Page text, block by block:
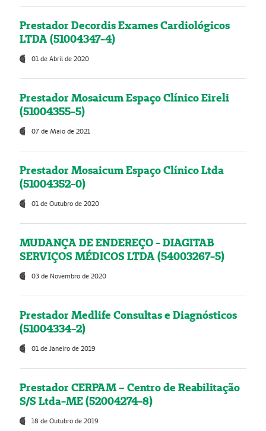
Prestador Decordis Exames Cardiológicos
LTDA (51004347-4)
01 de Abril de 2020
Prestador Mosaicum Espaço Clínico Eireli
(51004355-5)
07 de Maio de 2021
Prestador Mosaicum Espaço Clínico Ltda
(51004352-0)
01 de Outubro de 2020
MUDANÇA DE ENDEREÇO - DIAGITAB
SERVIÇOS MÉDICOS LTDA (54003267-5)
03 de Novembro de 2020
Prestador Medlife Consultas e Diagnósticos
(51004334-2)
01 de Janeiro de 2019
Prestador CERPAM – Centro de Reabilitação
S/S Ltda-ME (52004274-8)
18 de Outubro de 2019